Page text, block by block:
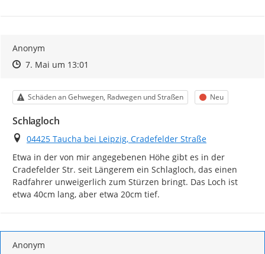
Anonym
Zeitpunkt des Erstellens
Zeitpunkt des Erstellens
7. Mai um 13:01
Kategorie
Schäden an Gehwegen, Radwegen und Straßen Status
Neu
Schlagloch
Ort
04425 Taucha bei Leipzig, Cradefelder Straße
Etwa in der von mir angegebenen Höhe gibt es in der
Cradefelder Str. seit Längerem ein Schlagloch, das einen
Radfahrer unweigerlich zum Stürzen bringt. Das Loch ist
etwa 40cm lang, aber etwa 20cm tief.
Anonym